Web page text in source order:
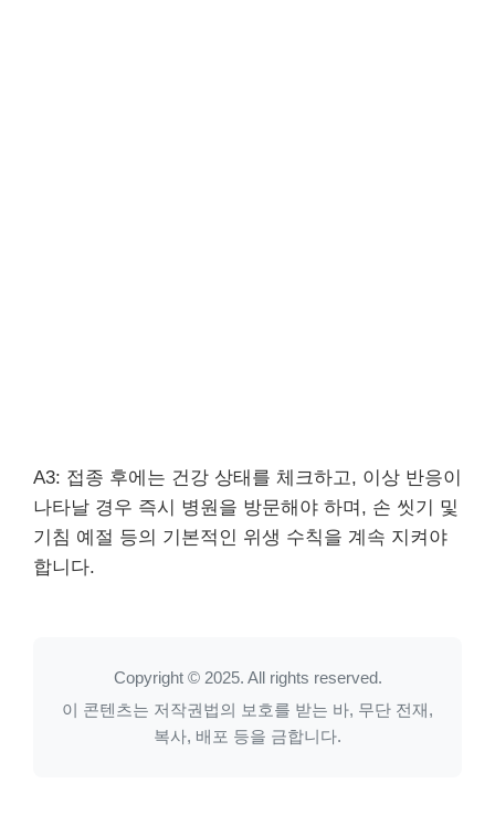
A3: 접종 후에는 건강 상태를 체크하고, 이상 반응이
나타날 경우 즉시 병원을 방문해야 하며, 손 씻기 및
기침 예절 등의 기본적인 위생 수칙을 계속 지켜야
합니다.
Copyright © 2025. All rights reserved.
이 콘텐츠는 저작권법의 보호를 받는 바, 무단 전재,
복사, 배포 등을 금합니다.